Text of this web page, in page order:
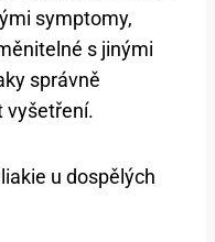
symptomy,
s jinými
správně
vyšetření.
u dospělých